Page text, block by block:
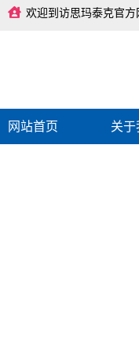
跳
欢迎到访思玛泰克官方
网站首页 关于